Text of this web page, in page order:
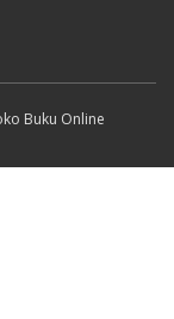
Buku Online